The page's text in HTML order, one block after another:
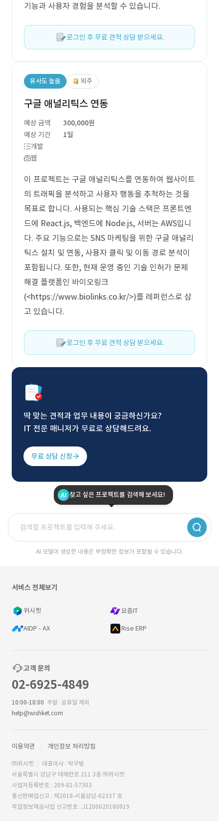
기능과 사용자 경험을 분석할 수 있습니다.
로그인 후 무료 견적 상담 받으세요.
유사도 높음 외주
구글 애널리틱스 연동
예상 금액
300,000원
예상 기간
1일
개발
웹
이 프로젝트는 구글 애널리틱스를 연동하여 웹사이트
의 트래픽을 분석하고 사용자 행동을 추적하는 것을
목표로 합니다. 사용되는 핵심 기술 스택은 프론트엔
드에 React.js, 백엔드에 Node.js, 서버는 AWS입니
다. 주요 기능으로는 SNS 마케팅을 위한 구글 애널리
틱스 설치 및 연동, 사용자 클릭 및 이동 경로 분석이
포함됩니다. 또한, 현재 운영 중인 기술 인허가 문제
해결 플랫폼인 바이오링크
(<https://www.biolinks.co.kr/>)를 레퍼런스로 삼
고 있습니다.
로그인 후 무료 견적 상담 받으세요.
딱 맞는 견적과 업무 내용이 궁금하신가요?
IT 전문 매니저가 무료로 상담해드려요.
무료 상담 신청
찾고 싶은 프로젝트를 검색해 보세요!
AI 모델이 생성한 내용은 부정확한 정보가 포함될 수 있습니다.
서비스 전체보기
위시켓 요즘IT
AIDP - AX Rise ERP
고객 문의
02-6925-4849
10:00-18:00 주말·공휴일 제외
help@wishket.com
이용약관 개인정보 처리방침
㈜위시켓
대표이사 : 박우범
서울특별시 강남구 테헤란로 211 3층 ㈜위시켓
사업자등록번호 : 209-81-57303
통신판매업신고 : 제2018-서울강남-02337 호
직업정보제공사업 신고번호 : J1200020180019